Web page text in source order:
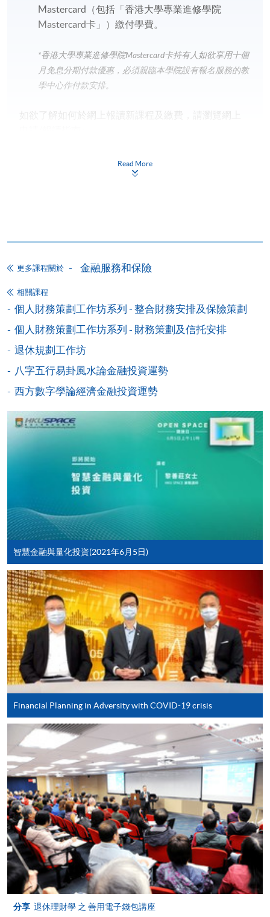
Mastercard（包括「香港大學專業進修學院
Mastercard卡」）繳付學費。
*香港大學專業進修學院Mastercard卡持有人如欲享用十個
月免息分期付款優惠，必須親臨本學院設有報名服務的教
學中心作付款安排。
如欲了解如何於網上報讀新課程及繳費，請瀏覽網上
交下期學費的學員，提供網上服務，如學員就讀的課
程設有此服務，課程負責人會通知學員有關程序。
網上支付可通過「繳費靈」(PPS) (不適用於手機)、
VISA 或 Mastercard、「微信支付」(Online WeChat
Pay) 、「支付寶」(Online Alipay) 或 「轉數快」(FPS)
親身報名/郵遞
報讀新課程
凡以「先到先得」為取錄方式的課程，請填妥
費以及所需證明文件呈交。
[下載報名表SF26]
申請學歷頒授及專業課程可能需要其他資料，報名
表可向報名中心或有關課程負責人索取。填妥申請
表格後，請連同報名費/學費以及所需證明文件親
往報名中心或以郵遞方式遞交。
報讀同一學歷頒授課程內其他單元
​學院為學歷頒授課程特設「註冊及學費通知」，適
用於一般學歷頒授課程。
課程負責人會為學員送上「註冊及學費通知」
(「通知」)，請填妥有關「通知」，並親往報名中
心或以郵遞方式，遞交「通知」及繳交所需費用。
有關繳費詳情，請參閱付款方法。如對報名程序有任
何疑問，請詳閱個別課程資料，或聯絡有關課程負責
人或報名中心。
課程/科目報名注意事項:
選用網上報名服務必須在已接駁互聯網及支援
JavaScript程式瀏覽器的電腦上進行。建議選用
Read More
更多課程關於 金融服務和保險
相關課程
個人財務策劃工作坊系列 - 整合財務安排及保險策劃
個人財務策劃工作坊系列 - 財務策劃及信托安排
退休規劃工作坊
八字五行易卦風水論金融投資運勢
西方數字學論經濟金融投資運勢
智慧金融與量化投資(2021年6月5日)
Financial Planning in Adversity with COVID-19 crisis
分享 退休理財學 之 善用電子錢包講座